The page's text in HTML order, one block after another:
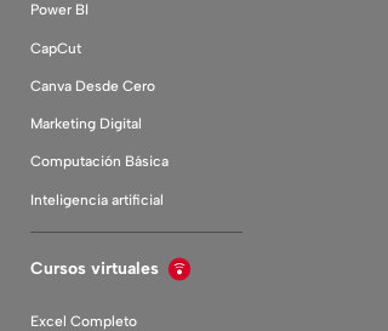
Power BI
CapCut
Canva Desde Cero
Marketing Digital
Computación Básica
Inteligencia artificial
Cursos virtuales
Excel Completo